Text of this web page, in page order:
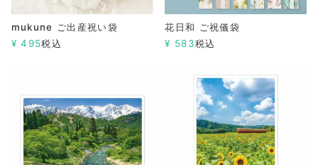
mukune ご出産祝い袋
¥ 495税込
花日和 ご祝儀袋
¥ 583税込